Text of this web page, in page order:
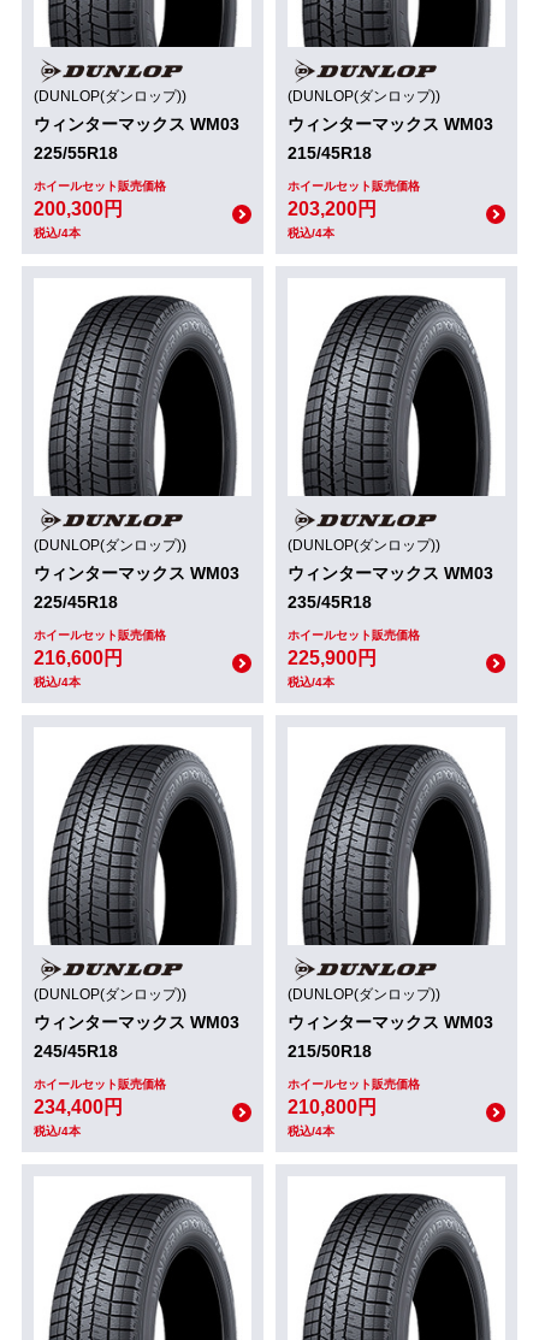
(DUNLOP(ダンロップ))
ウィンターマックス WM03
225/55R18
ホイールセット販売価格
200,300円
税込/4本
(DUNLOP(ダンロップ))
ウィンターマックス WM03
215/45R18
ホイールセット販売価格
203,200円
税込/4本
(DUNLOP(ダンロップ))
ウィンターマックス WM03
225/45R18
ホイールセット販売価格
216,600円
税込/4本
(DUNLOP(ダンロップ))
ウィンターマックス WM03
235/45R18
ホイールセット販売価格
225,900円
税込/4本
(DUNLOP(ダンロップ))
ウィンターマックス WM03
245/45R18
ホイールセット販売価格
234,400円
税込/4本
(DUNLOP(ダンロップ))
ウィンターマックス WM03
215/50R18
ホイールセット販売価格
210,800円
税込/4本